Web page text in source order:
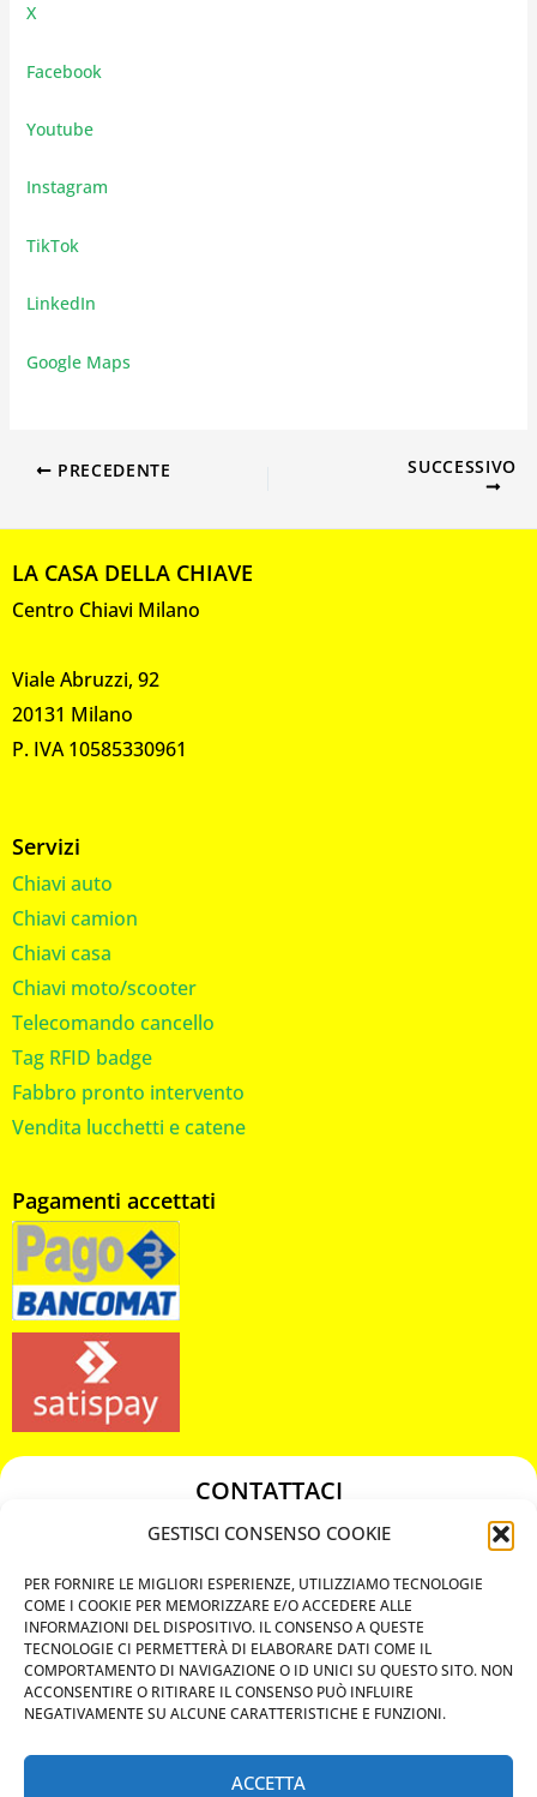
GESTISCI CONSENSO COOKIE
PER FORNIRE LE MIGLIORI ESPERIENZE, UTILIZZIAMO TECNOLOGIE
COME I COOKIE PER MEMORIZZARE E/O ACCEDERE ALLE
INFORMAZIONI DEL DISPOSITIVO. IL CONSENSO A QUESTE
TECNOLOGIE CI PERMETTERÀ DI ELABORARE DATI COME IL
COMPORTAMENTO DI NAVIGAZIONE O ID UNICI SU QUESTO SITO. NON
ACCONSENTIRE O RITIRARE IL CONSENSO PUÒ INFLUIRE
NEGATIVAMENTE SU ALCUNE CARATTERISTICHE E FUNZIONI.
ACCETTA
X
Facebook
Youtube
Instagram
TikTok
LinkedIn
Google Maps
PRECEDENTE SUCCESSIVO
LA CASA DELLA CHIAVE
Centro Chiavi Milano
Viale Abruzzi, 92
20131 Milano
P. IVA 10585330961
Servizi
Chiavi auto
Chiavi camion
Chiavi casa
Chiavi moto/scooter
Telecomando cancello
Tag RFID badge
Fabbro pronto intervento
Vendita lucchetti e catene
Pagamenti accettati
CONTATTACI
349 3863811
chiavicodificate@gmail.com
Privacy Policy
Cookie Policy